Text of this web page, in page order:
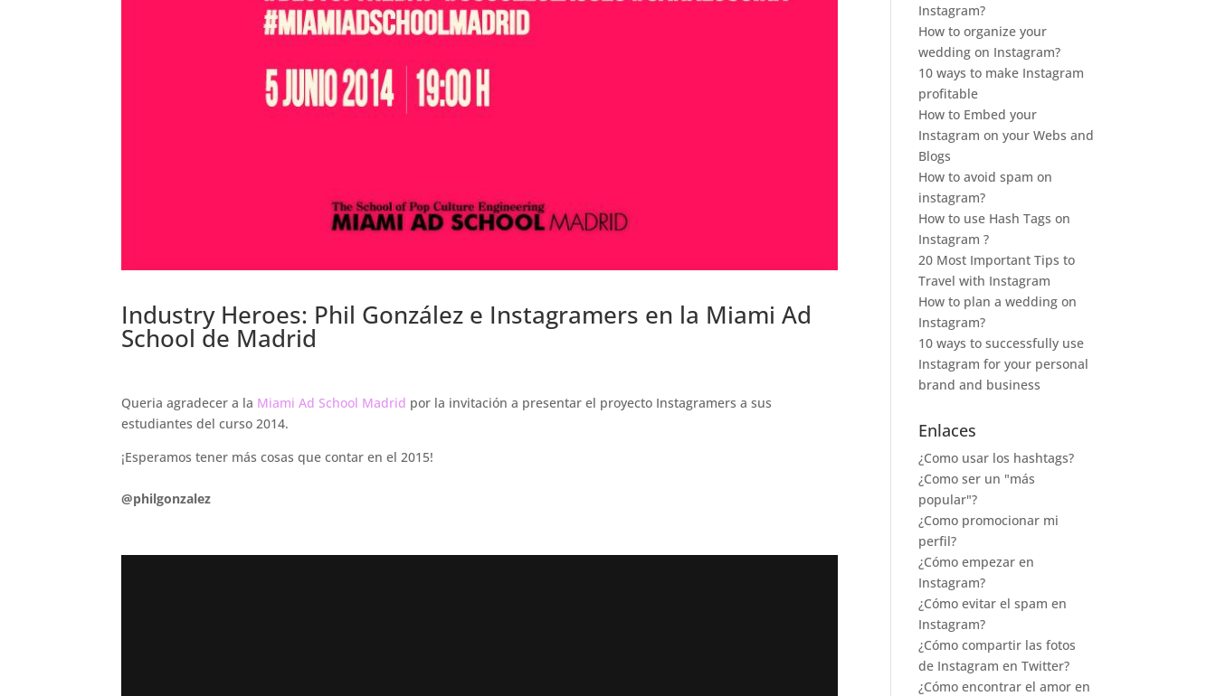
Industry Heroes: Phil González e Instagramers en la Miami Ad
School de Madrid
Queria agradecer a la Miami Ad School Madrid por la invitación a presentar el proyecto Instagramers a sus
estudiantes del curso 2014.
¡Esperamos tener más cosas que contar en el 2015!
@philgonzalez
Instagram?
How to organize your
wedding on Instagram?
10 ways to make Instagram
profitable
How to Embed your
Instagram on your Webs and
Blogs
How to avoid spam on
instagram?
How to use Hash Tags on
Instagram ?
20 Most Important Tips to
Travel with Instagram
How to plan a wedding on
Instagram?
10 ways to successfully use
Instagram for your personal
brand and business
Enlaces
¿Como usar los hashtags?
¿Como ser un "más
popular"?
¿Como promocionar mi
perfil?
¿Cómo empezar en
Instagram?
¿Cómo evitar el spam en
Instagram?
¿Cómo compartir las fotos
de Instagram en Twitter?
¿Cómo encontrar el amor en